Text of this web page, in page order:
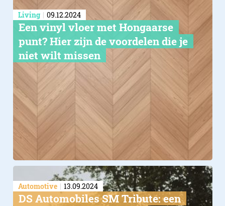
Living 09.12.2024
Een vinyl vloer met Hongaarse
punt? Hier zijn de voordelen die je
niet wilt missen
Automotive 13.09.2024
DS Automobiles SM Tribute: een